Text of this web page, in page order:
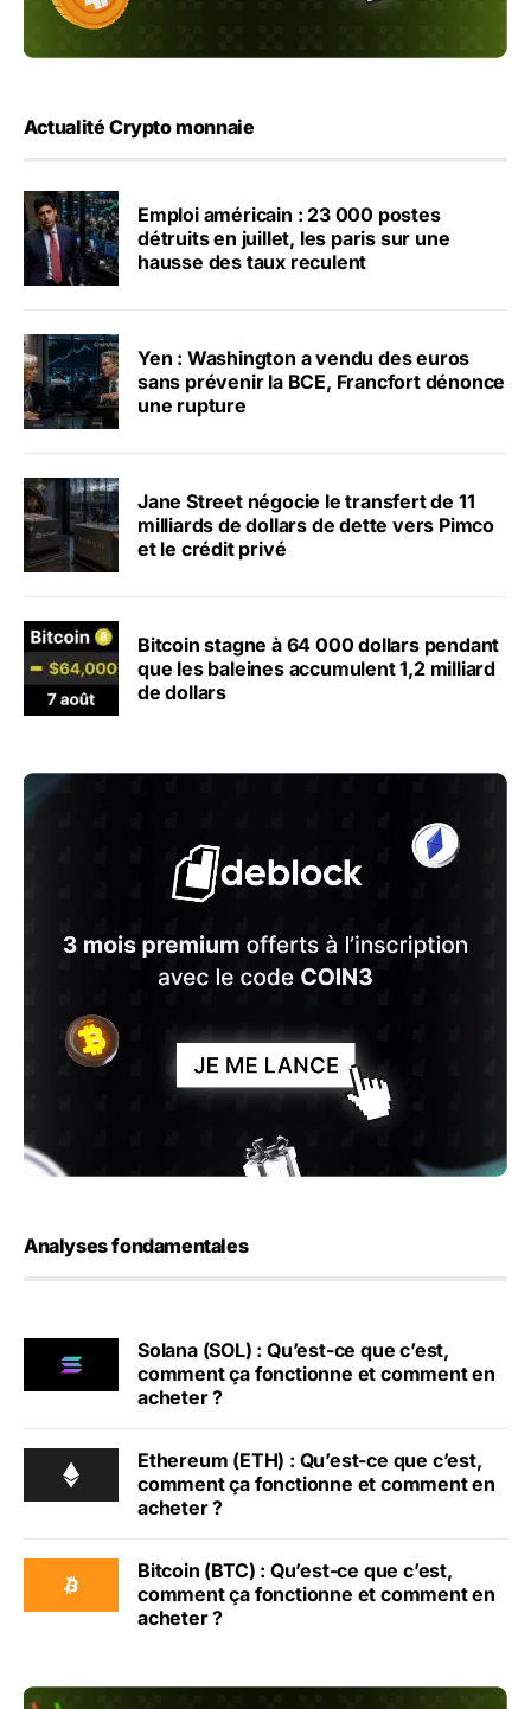
Actualité Crypto monnaie
Emploi américain : 23 000 postes
détruits en juillet, les paris sur une
hausse des taux reculent
Yen : Washington a vendu des euros
sans prévenir la BCE, Francfort dénonce
une rupture
Jane Street négocie le transfert de 11
milliards de dollars de dette vers Pimco
et le crédit privé
Bitcoin stagne à 64 000 dollars pendant
que les baleines accumulent 1,2 milliard
de dollars
Analyses fondamentales
Solana (SOL) : Qu’est-ce que c’est,
comment ça fonctionne et comment en
acheter ?
Ethereum (ETH) : Qu’est-ce que c’est,
comment ça fonctionne et comment en
acheter ?
Bitcoin (BTC) : Qu’est-ce que c’est,
comment ça fonctionne et comment en
acheter ?